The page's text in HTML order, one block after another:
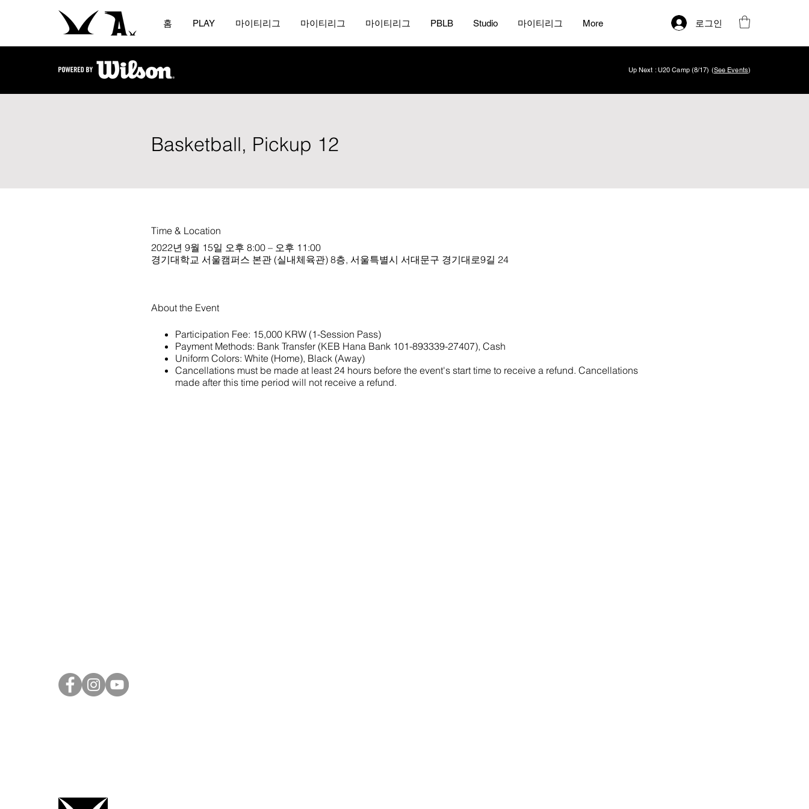
홈 PLAY 마이티리그 마이티리그 마이티리그 PBLB Studio 마이티리그 More 로그인
Up Next : U20 Camp (8/17) (See Events)
Basketball, Pickup 12
Time & Location
2022년 9월 15일 오후 8:00 – 오후 11:00
경기대학교 서울캠퍼스 본관 (실내체육관) 8층, 서울특별시 서대문구 경기대로9길 24
About the Event
Participation Fee: 15,000 KRW (1-Session Pass)
Payment Methods: Bank Transfer (KEB Hana Bank 101-893339-27407), Cash
Uniform Colors: White (Home), Black (Away)
Cancellations must be made at least 24 hours before the event's start time to receive a refund. Cancellations
made after this time period will not receive a refund.